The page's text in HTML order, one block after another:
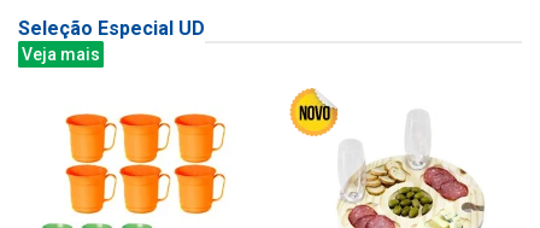
Seleção Especial UD
Veja mais